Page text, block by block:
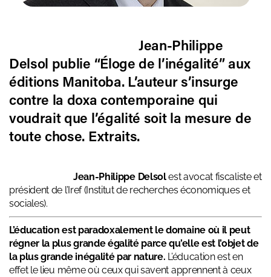
Jean-Philippe
Delsol publie “Éloge de l’inégalité” aux
éditions Manitoba. L’auteur s’insurge
contre la doxa contemporaine qui
voudrait que l’égalité soit la mesure de
toute chose. Extraits.
Jean-Philippe Delsolest avocat fiscaliste et
président de l’Iref(Institut de recherches économiques et
sociales).
L’éducation est paradoxalement le domaine où il peut
régner la plus grande égalité parce qu’elle est l’objet de
la plus grande inégalité par nature. L’éducation est en
effet le lieu même où ceux qui savent apprennent à ceux